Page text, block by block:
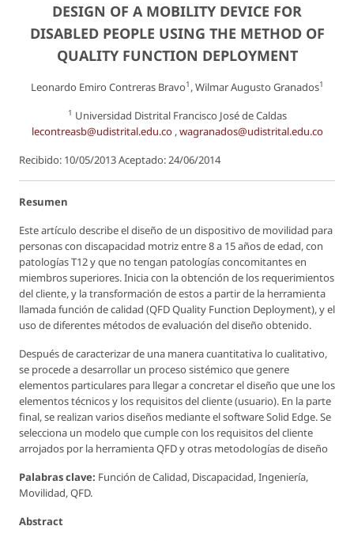
DESIGN OF A MOBILITY DEVICE FOR
DISABLED PEOPLE USING THE METHOD OF
QUALITY FUNCTION DEPLOYMENT
Leonardo Emiro Contreras Bravo1 , Wilmar Augusto Granados1
1 Universidad Distrital Francisco José de Caldas
lecontreasb@udistrital.edu.co ,wagranados@udistrital.edu.co
Recibido: 10/05/2013 Aceptado: 24/06/2014
Resumen
Este artículo describe el diseño de un dispositivo de movilidad para
personas con discapacidad motriz entre 8 a 15 años de edad, con
patologías T12 y que no tengan patologías concomitantes en
miembros superiores. Inicia con la obtención de los requerimientos
del cliente, y la transformación de estos a partir de la herramienta
llamada función de calidad (QFD Quality Function Deployment), y el
uso de diferentes métodos de evaluación del diseño obtenido.
Después de caracterizar de una manera cuantitativa lo cualitativo,
se procede a desarrollar un proceso sistémico que genere
elementos particulares para llegar a concretar el diseño que une los
elementos técnicos y los requisitos del cliente (usuario). En la parte
final, se realizan varios diseños mediante el software Solid Edge. Se
selecciona un modelo que cumple con los requisitos del cliente
arrojados por la herramienta QFD y otras metodologías de diseño
Palabras clave: Función de Calidad, Discapacidad, Ingeniería,
Movilidad, QFD.
Abstract